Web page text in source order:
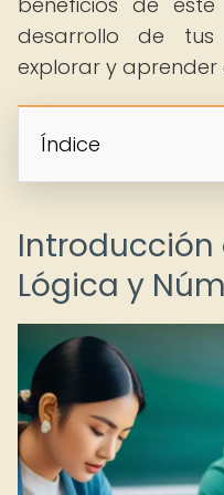
desarrollo de tus
explorar y aprender
Índice
Introducción
Lógica y